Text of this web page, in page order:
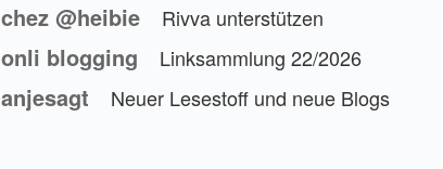
chez @heibie Rivva unterstützen
onli blogging Linksammlung 22/2026
anjesagt Neuer Lesestoff und neue Blogs